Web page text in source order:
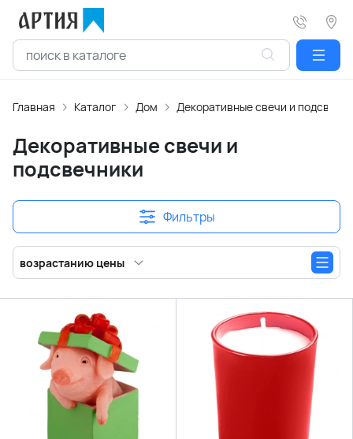
Главная Каталог Дом Декоративные свечи и
Декоративные свечи и
подсвечники
Фильтры
возрастанию цены